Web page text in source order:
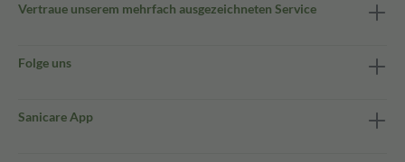
Vertraue unserem mehrfach ausgezeichneten Service
Folge uns
Sanicare App